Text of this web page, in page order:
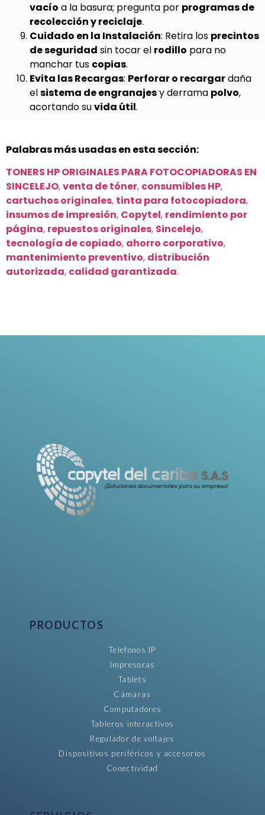
vacío a la basura; pregunta por programas de
recolección y reciclaje.
Cuidado en la Instalación: Retira los precintos
de seguridad sin tocar el rodillo para no
manchar tus copias.
Evita las Recargas: Perforar o recargardaña
elsistema de engranajesy derrama polvo,
acortando suvida útil.
Palabras más usadas en esta sección:
TONERS HP ORIGINALES PARA FOTOCOPIADORAS EN
SINCELEJO,venta de tóner, consumibles HP,
cartuchos originales, tinta para fotocopiadora,
insumos de impresión, Copytel, rendimiento por
página, repuestos originales, Sincelejo,
tecnología de copiado, ahorro corporativo,
mantenimiento preventivo, distribución
autorizada, calidad garantizada.
PRODUCTOS
Telefonos IP
Impresoras
Tablets
Cámaras
Computadores
Tableros interactivos
Regulador de voltajes
Dispositivos periféricos y accesorios
Conectividad